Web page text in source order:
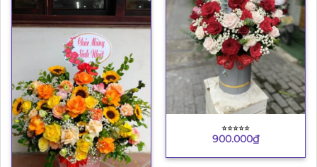
⭐︎⭐︎⭐︎⭐︎⭐︎
900.000₫